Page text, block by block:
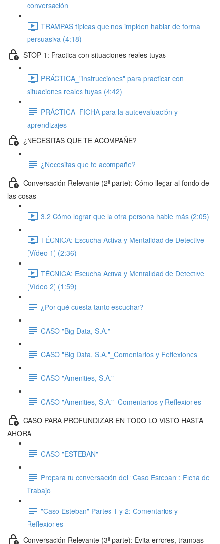
conversación
TRAMPAS típicas que nos impiden hablar de forma
persuasiva (4:18)
STOP 1: Practica con situaciones reales tuyas
PRÁCTICA_"Instrucciones" para practicar con
situaciones reales tuyas (4:42)
PRÁCTICA_FICHA para la autoevaluación y
aprendizajes
¿NECESITAS QUE TE ACOMPAÑE?
¿Necesitas que te acompañe?
Conversación Relevante (2ª parte): Cómo llegar al fondo de
las cosas
3.2 Cómo lograr que la otra persona hable más (2:05)
TÉCNICA: Escucha Activa y Mentalidad de Detective
(Vídeo 1) (2:36)
TÉCNICA: Escucha Activa y Mentalidad de Detective
(Vídeo 2) (1:59)
¿Por qué cuesta tanto escuchar?
CASO "Big Data, S.A."
CASO "Big Data, S.A."_Comentarios y Reflexiones
CASO "Amenities, S.A."
CASO "Amenities, S.A."_Comentarios y Reflexiones
CASO PARA PROFUNDIZAR EN TODO LO VISTO HASTA
AHORA
CASO "ESTEBAN"
Prepara tu conversación del "Caso Esteban": Ficha de
Trabajo
"Caso Esteban" Partes 1 y 2: Comentarios y
Reflexiones
Conversación Relevante (3ª parte): Evita errores, trampas